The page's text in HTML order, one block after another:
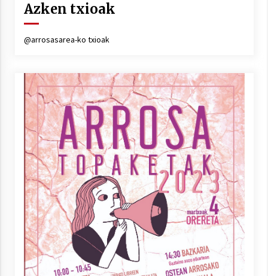
Arrosaren 20 urteez
2021/07/06
Hala Bedi irratiko Hizpidea saioan
Arrosaren 20 urteez
2021/07/03
Zebrabidearen denboraldi amaiera
EHZtik
2021/07/01
Azken txioak
@arrosasarea-ko txioak